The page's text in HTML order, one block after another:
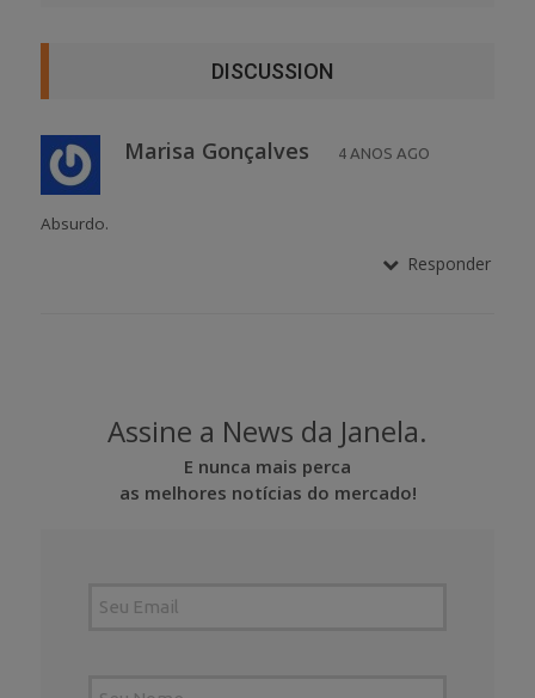
DISCUSSION
Marisa Gonçalves 4 ANOS AGO
Absurdo.
Responder
Assine a News da Janela.
E nunca mais perca
as melhores notícias do mercado!